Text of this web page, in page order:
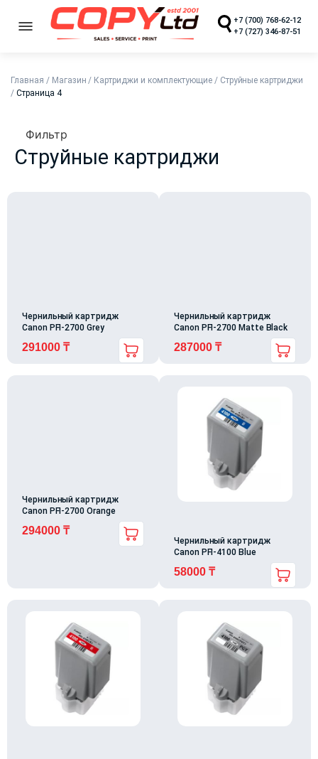
+7 (700) 768-62-12
+7 (727) 346-87-51
Главная / Магазин / Картриджи и комплектующие/ Струйные картриджи
/ Страница 4
Фильтр
Струйные картриджи
Чернильный картридж
Canon PFI-2700 Grey
291000 ₸
Чернильный картридж
Canon PFI-2700 Matte Black
287000 ₸
Чернильный картридж
Canon PFI-2700 Orange
294000 ₸
Чернильный картридж
Canon PFI-4100 Blue
58000 ₸